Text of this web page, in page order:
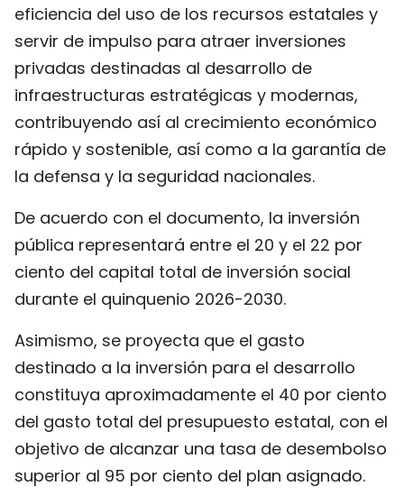
中文
FRANÇAIS
РУССКИЙ
eficiencia del uso de los recursos estatales y
servir de impulso para atraer inversiones
privadas destinadas al desarrollo de
infraestructuras estratégicas y modernas,
contribuyendo así al crecimiento económico
rápido y sostenible, así como a la garantía de
la defensa y la seguridad nacionales.
De acuerdo con el documento, la inversión
pública representará entre el 20 y el 22 por
ciento del capital total de inversión social
durante el quinquenio 2026-2030.
Asimismo, se proyecta que el gasto
destinado a la inversión para el desarrollo
constituya aproximadamente el 40 por ciento
del gasto total del presupuesto estatal, con el
objetivo de alcanzar una tasa de desembolso
superior al 95 por ciento del plan asignado.